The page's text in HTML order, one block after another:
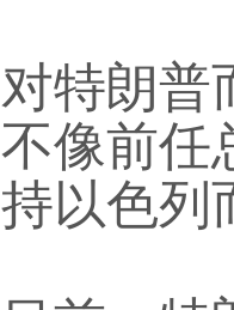
对特朗普
不像前任
持以色列